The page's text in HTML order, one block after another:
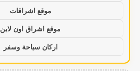
موقع اشراقات
موقع اشراق اون لاين
اركان سياحة وسفر